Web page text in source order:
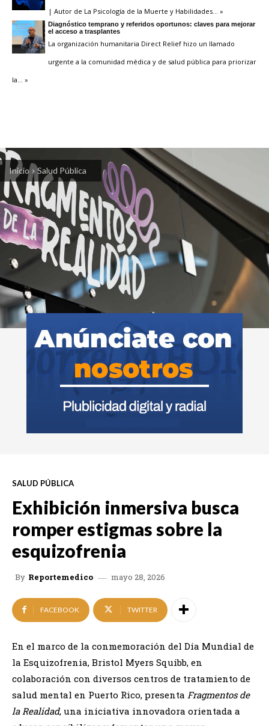
| Autor de La Psicología de la Muerte y Habilidades … »
Diagnóstico temprano y referidos oportunos: claves para mejorar
el acceso a trasplantes
La organización humanitaria Direct Relief hizo un llamado
urgente a la comunidad médica y de salud pública para priorizar
la … »